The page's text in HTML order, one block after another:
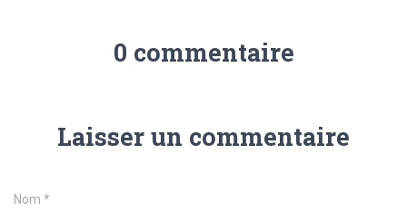
0 commentaire
Laisser un commentaire
Nom *